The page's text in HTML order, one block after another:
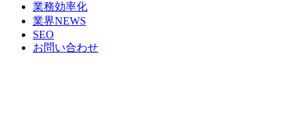
業務効率化
業界NEWS
SEO
お問い合わせ